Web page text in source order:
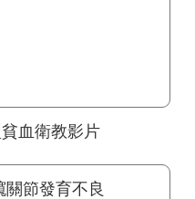
血衛教影片